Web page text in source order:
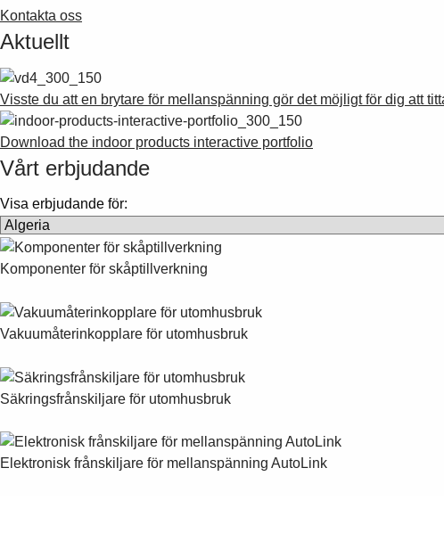
Kontakta oss
Aktuellt
Visste du att en brytare för mellanspänning gör det möjligt för dig att
Download the indoor products interactive portfolio
Vårt erbjudande
Visa erbjudande för:
Komponenter för skåptillverkning
Vakuumåterinkopplare för utomhusbruk
Säkringsfrånskiljare för utomhusbruk
Elektronisk frånskiljare för mellanspänning AutoLink